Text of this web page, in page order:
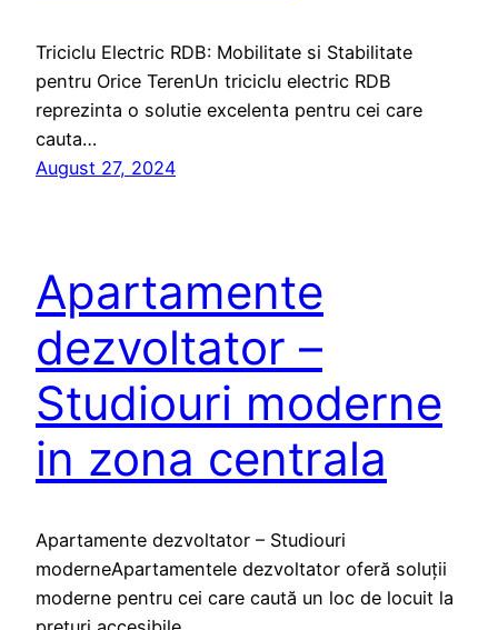
Triciclu Electric RDB: Mobilitate si Stabilitate
pentru Orice TerenUn triciclu electric RDB
reprezinta o solutie excelenta pentru cei care
cauta…
August 27, 2024
Apartamente
dezvoltator –
Studiouri moderne
in zona centrala
Apartamente dezvoltator – Studiouri
moderneApartamentele dezvoltator oferă soluții
moderne pentru cei care caută un loc de locuit la